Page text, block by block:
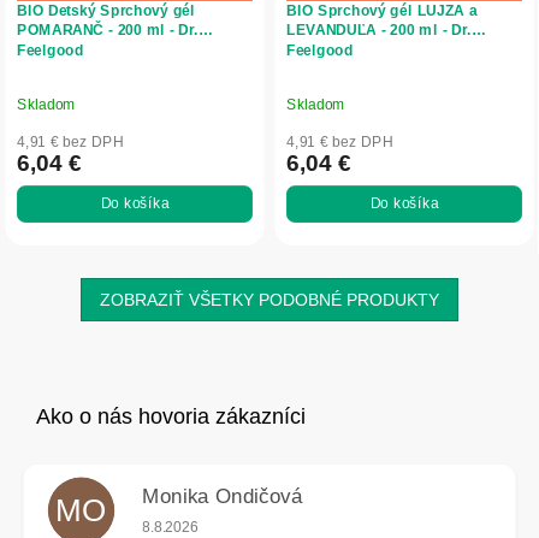
BIO Detský Sprchový gél
POMARANČ - 200 ml - Dr.
Feelgood
Skladom
4,91 € bez DPH
6,04 €
Do košíka
BIO Sprchový gél LUJZA a
LEVANDUĽA - 200 ml - Dr.
Feelgood
Skladom
4,91 € bez DPH
6,04 €
Do košíka
ZOBRAZIŤ VŠETKY PODOBNÉ PRODUKTY
MO Monika Ondičová
Hodnotenie obchodu je 5 z 5 hviezdičiek.
8.8.2026